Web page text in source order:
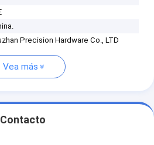
Precision Hardware Co., LTD
Vea más
Contacto